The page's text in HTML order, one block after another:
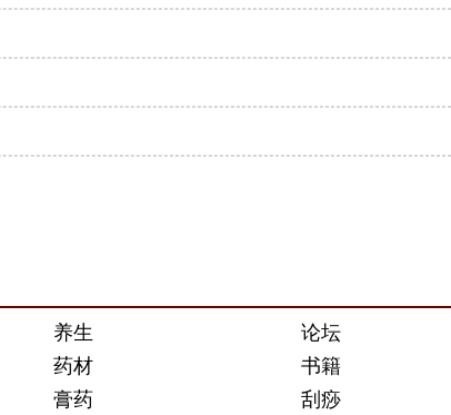
养生
论坛
药材
书籍
膏药
刮痧